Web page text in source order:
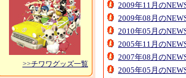
>>チワワグッズ一覧
2009年11月の
2009年08月の
2010年05月の
2005年11月の
2007年08月の
2005年05月の